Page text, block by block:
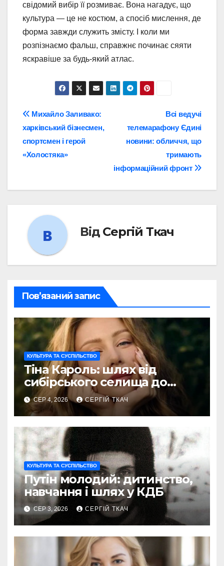
свідомий вибір її розмиває. Вона нагадує, що
культура — це не костюм, а спосіб мислення, де
форма завжди служить змісту. І коли ми
розпізнаємо фальш, справжнє починає сяяти
яскравіше за будь-який атлас.
Навігація
записів
Всі ведучі
телемарафону Єдині
новини: обличчя, що
тримають
інформаційний фронт
Михайло Заливако:
харківський бізнесмен,
спортсмен і герой
«Холостяка»
Від Сергій Ткач
Пов’язаний запис
КУЛЬТУРА ТА СУСПІЛЬСТВО
Тіна Кароль: шлях від
сибірського селища до
голосу України
СЕР 4, 2026 СЕРГІЙ ТКАЧ
КУЛЬТУРА ТА СУСПІЛЬСТВО
Путін молодий: дитинство,
навчання і шлях у КДБ
СЕР 3, 2026 СЕРГІЙ ТКАЧ